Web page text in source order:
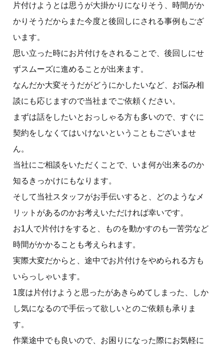
片付けようとは思うが大掛かりになりそう、時間がか
かりそうだからまた今度と後回しにされる事例もござ
います。
思い立った時にお片付けをされることで、後回しにせ
ずスムーズに進めることが出来ます。
なんだか大変そうだがどうにかしたいなど、お悩み相
談にも応じますので当社までご依頼ください。
まずは話をしたいとおっしゃる方も多いので、すぐに
契約をしなくてはいけないということもございませ
ん。
当社にご相談をいただくことで、いま何が出来るのか
知るきっかけにもなります。
そして当社スタッフがお手伝いすると、どのようなメ
リットがあるのかお考えいただければ幸いです。
お1人で片付けをすると、ものを動かすのも一苦労など
時間がかかることも考えられます。
実際大変だからと、途中でお片付けをやめられる方も
いらっしゃいます。
1度は片付けようと思ったがあきらめてしまった、しか
し気になるので手伝って欲しいとのご依頼も承りま
す。
作業途中でも良いので、お困りになった際にお気軽に